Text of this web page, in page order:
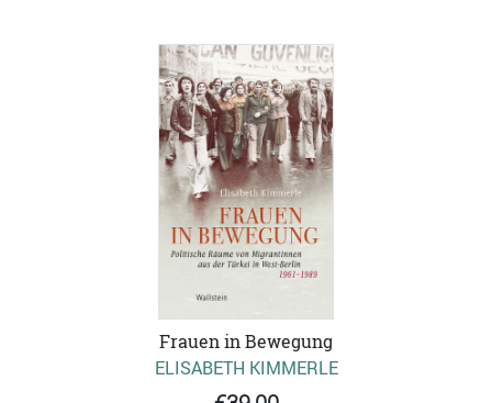
Frauen in Bewegung
ELISABETH KIMMERLE